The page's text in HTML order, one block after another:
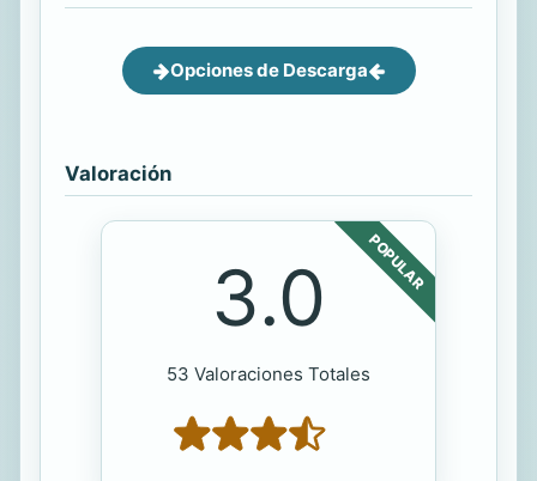
Opciones de Descarga
Valoración
POPULAR
3.0
53 Valoraciones Totales